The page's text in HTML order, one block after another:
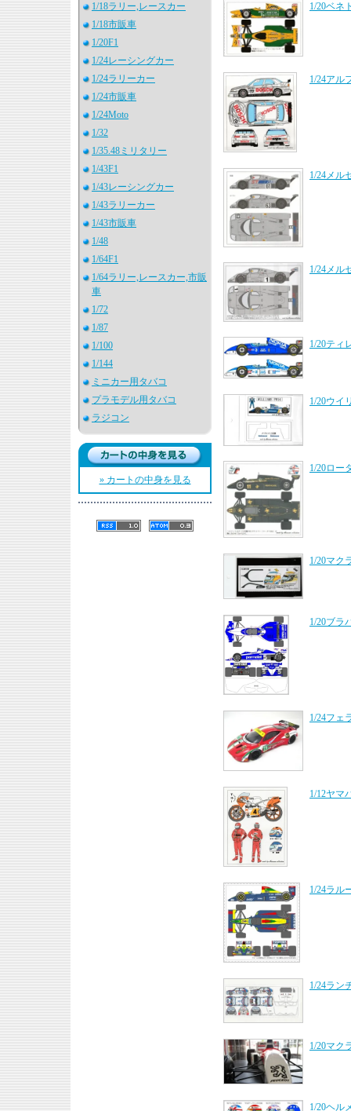
1/18ラリー,レースカー
1/18市販車
1/20F1
1/24レーシングカー
1/24ラリーカー
1/24市販車
1/24Moto
1/32
1/35.48ミリタリー
1/43F1
1/43レーシングカー
1/43ラリーカー
1/43市販車
1/48
1/64F1
1/64ラリー,レースカー,市販
車
1/72
1/87
1/100
1/144
ミニカー用タバコ
プラモデル用タバコ
ラジコン
» カートの中身を見る
1/20ベネ
1/24アル
1/24メル
1/24メル
1/20ティ
1/20ウイ
1/20ロー
1/20マク
1/20ブラ
1/24フェ
1/12ヤマ
1/24ラル
1/24ラン
1/20マク
1/20ヘル